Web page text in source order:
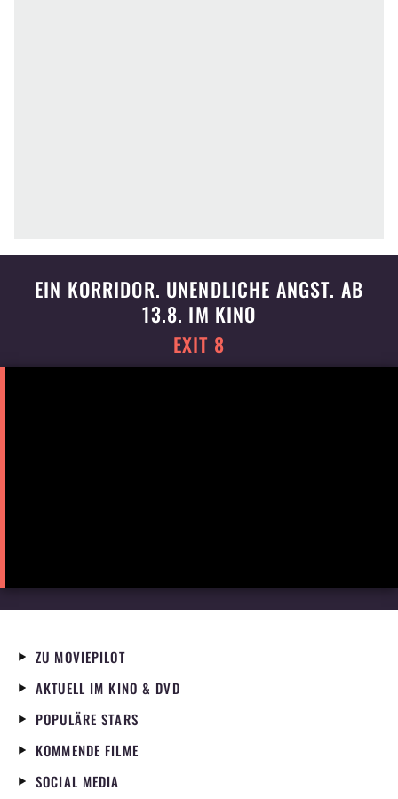
EIN KORRIDOR. UNENDLICHE ANGST. AB
13.8. IM KINO
EXIT 8
ZU MOVIEPILOT
AKTUELL IM KINO & DVD
POPULÄRE STARS
KOMMENDE FILME
SOCIAL MEDIA